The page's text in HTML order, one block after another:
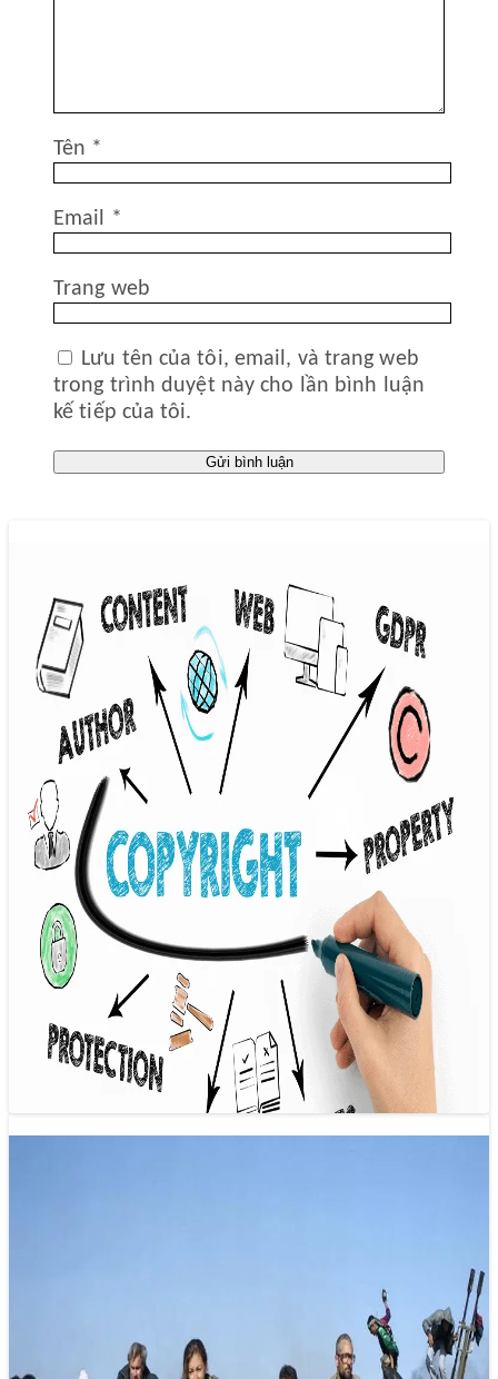
Tên *
Email *
Trang web
Lưu tên của tôi, email, và trang web
trong trình duyệt này cho lần bình luận
kế tiếp của tôi.
Bảo vệ quyền tác giả trong lĩnh vực báo
chí
15/11/2024 13:43
Trong bối cảnh hiện nay, việc xâm phạm bản quyền đối với
các tác phẩm báo chí đang trở thành một vấn đề…